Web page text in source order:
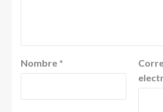
Nombre *